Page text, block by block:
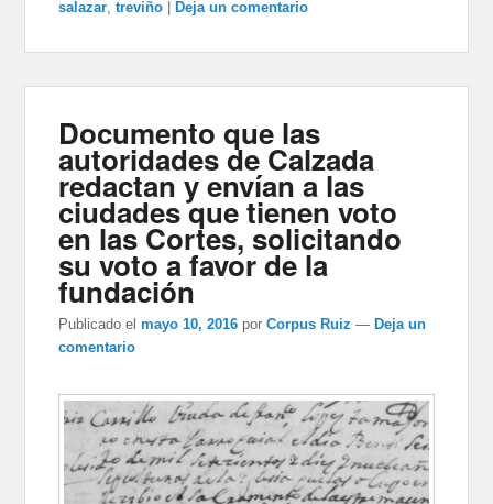
salazar ,treviño |Deja un comentario
Documento que las
autoridades de Calzada
redactan y envían a las
ciudades que tienen voto
en las Cortes, solicitando
su voto a favor de la
fundación
Publicado el mayo 10, 2016 porCorpus Ruiz — Deja un
comentario